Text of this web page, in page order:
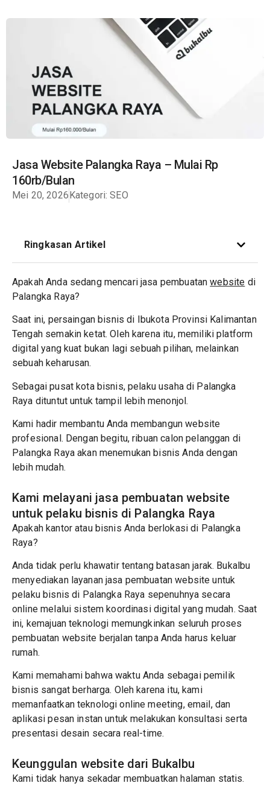
Jasa Website Palangka Raya – Mulai Rp
160rb/Bulan
Mei 20, 2026Kategori: SEO
Ringkasan Artikel
Apakah Anda sedang mencari jasa pembuatanwebsite di
Palangka Raya?
Saat ini, persaingan bisnis di Ibukota Provinsi Kalimantan
Tengah semakin ketat. Oleh karena itu, memiliki platform
digital yang kuat bukan lagi sebuah pilihan, melainkan
sebuah keharusan.
Sebagai pusat kota bisnis, pelaku usaha di Palangka
Raya dituntut untuk tampil lebih menonjol.
Kami hadir membantu Anda membangun website
profesional. Dengan begitu, ribuan calon pelanggan di
Palangka Raya akan menemukan bisnis Anda dengan
lebih mudah.
Kami melayani jasa pembuatan website
untuk pelaku bisnis di Palangka Raya
Apakah kantor atau bisnis Anda berlokasi di Palangka
Raya?
Anda tidak perlu khawatir tentang batasan jarak. Bukalbu
menyediakan layanan jasa pembuatan website untuk
pelaku bisnis di Palangka Raya sepenuhnya secara
online melalui sistem koordinasi digital yang mudah. Saat
ini, kemajuan teknologi memungkinkan seluruh proses
pembuatan website berjalan tanpa Anda harus keluar
rumah.
Kami memahami bahwa waktu Anda sebagai pemilik
bisnis sangat berharga. Oleh karena itu, kami
memanfaatkan teknologi online meeting, email, dan
aplikasi pesan instan untuk melakukan konsultasi serta
presentasi desain secara real-time.
Keunggulan website dari Bukalbu
Kami tidak hanya sekadar membuatkan halaman statis.